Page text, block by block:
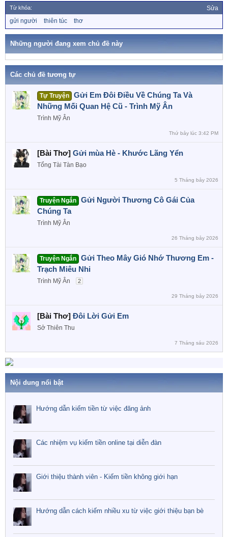
a
c
t
o
s
Từ khóa: Sửa
ừ
k
gửi người thiên túc thơ
Những người đang xem chủ đề này
Các chủ đề tương tự
Tự Truyện
Gửi Em Đôi Điều Về Chúng Ta Và
Những Mối Quan Hệ Cũ - Trình Mỹ Ân
Trình Mỹ Ân
Thứ bảy lúc 3:42 PM
[Bài Thơ] Gửi mùa Hè - Khước Lãng Yển
Tổng Tài Tàn Bạo
5 Tháng bảy 2026
Truyện Ngắn
Gửi Người Thương Cô Gái Của
Chúng Ta
Trình Mỹ Ân
26 Tháng bảy 2026
Truyện Ngắn
Gửi Theo Mây Gió Nhớ Thương Em -
Trạch Miêu Nhi
Trình Mỹ Ân 2
29 Tháng bảy 2026
[Bài Thơ] Đôi Lời Gửi Em
Sở Thiên Thu
7 Tháng sáu 2026
Nội dung nổi bật
Hướng dẫn kiếm tiền từ việc đăng ảnh
Các nhiệm vụ kiếm tiền online tại diễn đàn
Giới thiệu thành viên - Kiếm tiền không giới hạn
Hướng dẫn cách kiếm nhiều xu từ việc giới thiệu bạn bè